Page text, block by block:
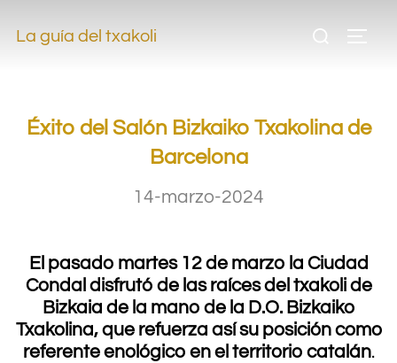
La guía del txakoli
Éxito del Salón Bizkaiko Txakolina de
Barcelona
14-marzo-2024
El pasado martes 12 de marzo la Ciudad
Condal disfrutó de las raíces del txakoli de
Bizkaia de la mano de la D.O. Bizkaiko
Txakolina, que refuerza así su posición como
referente enológico en el territorio catalán.